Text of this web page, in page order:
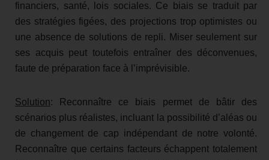
financiers, santé, lois sociales. Ce biais se traduit par
des stratégies figées, des projections trop optimistes ou
une absence de solutions de repli. Miser seulement sur
ses acquis peut toutefois entraîner des déconvenues,
faute de préparation face à l’imprévisible.
Solution: Reconnaître ce biais permet de bâtir des
scénarios plus réalistes, incluant la possibilité d’aléas ou
de changement de cap indépendant de notre volonté.
Reconnaître que certains facteurs échappent totalement